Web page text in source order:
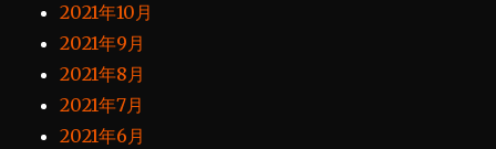
2021年10月
2021年9月
2021年8月
2021年7月
2021年6月